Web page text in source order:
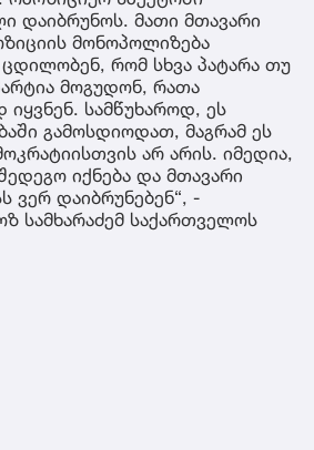
დაიბრუნოს. მათი მთავარი
მონოპოლიზება
რომ სხვა პატარა თუ
მოგუდონ, რათა
იყვნენ. სამწუხაროდ, ეს
გამოსდიოდათ, მაგრამ ეს
არ არის. იმედია,
იქნება და მთავარი
ვერ დაიბრუნებენ“, -
სამხარაძემ საქართველოს